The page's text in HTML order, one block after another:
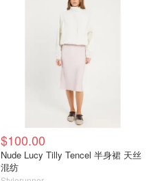
$100.00
Nude Lucy Tilly Tencel 半身裙 天丝
混纺